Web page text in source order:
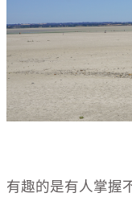
有趣的是有人掌握